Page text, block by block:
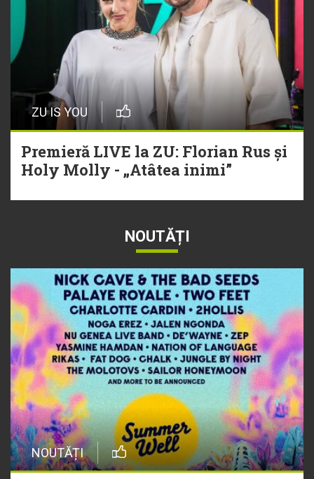
ZU IS YOU
Premieră LIVE la ZU: Florian Rus și
Holy Molly - „Atâtea inimi”
NOUTĂȚI
NOUTĂȚI